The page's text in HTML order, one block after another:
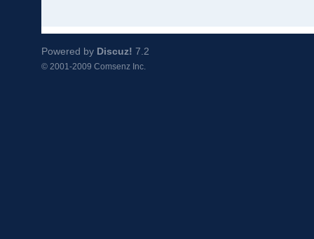
Powered by Discuz! 7.2
© 2001-2009 Comsenz Inc.